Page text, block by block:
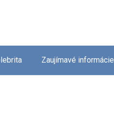
Zaujímavé informácie